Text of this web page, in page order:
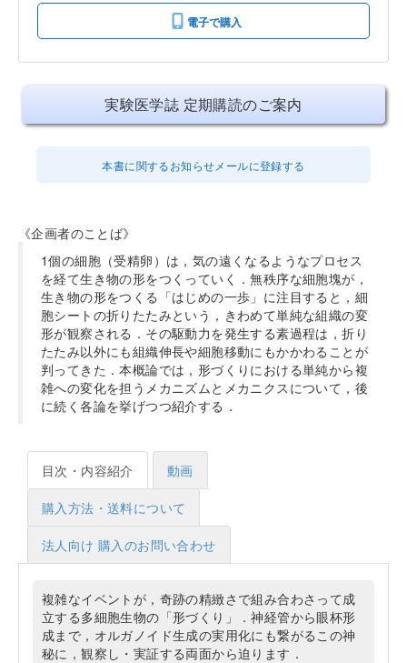
電子で購入
実験医学誌 定期購読のご案内
本書に関するお知らせメールに登録する
《企画者のことば》
1個の細胞（受精卵）は，気の遠くなるようなプロセス
を経て生き物の形をつくっていく．無秩序な細胞塊が，
生き物の形をつくる「はじめの一歩」に注目すると，細
胞シートの折りたたみという，きわめて単純な組織の変
形が観察される．その駆動力を発生する素過程は，折り
たたみ以外にも組織伸長や細胞移動にもかかわることが
判ってきた．本概論では，形づくりにおける単純から複
雑への変化を担うメカニズムとメカニクスについて，後
に続く各論を挙げつつ紹介する．
目次・内容紹介 動画
購入方法・送料について
法人向け 購入のお問い合わせ
複雑なイベントが，奇跡の精緻さで組み合わさって成
立する多細胞生物の「形づくり」．神経管から眼杯形
成まで，オルガノイド生成の実用化にも繋がるこの神
秘に，観察し・実証する両面から迫ります．